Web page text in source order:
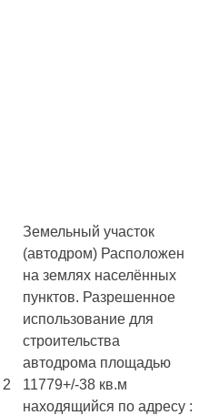
2
Земельный участок
(автодром) Расположен
на землях населённых
пунктов. Разрешенное
использование для
строительства
автодрома площадью
11779+/-38 кв.м
находящийся по адресу :